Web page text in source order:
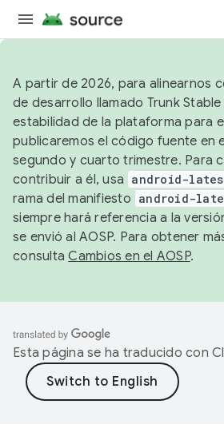
A partir de 2026, para alinearnos
de desarrollo llamado Trunk
estabilidad de la plataforma para
publicaremos el código fuente en
segundo y cuarto trimestre. Para
contribuir a él, usa android-
rama del manifiesto android-
siempre hará referencia a la
se envió al AOSP. Para obtener
consultaCambios en el AOSP.
Esta página se ha traducido con